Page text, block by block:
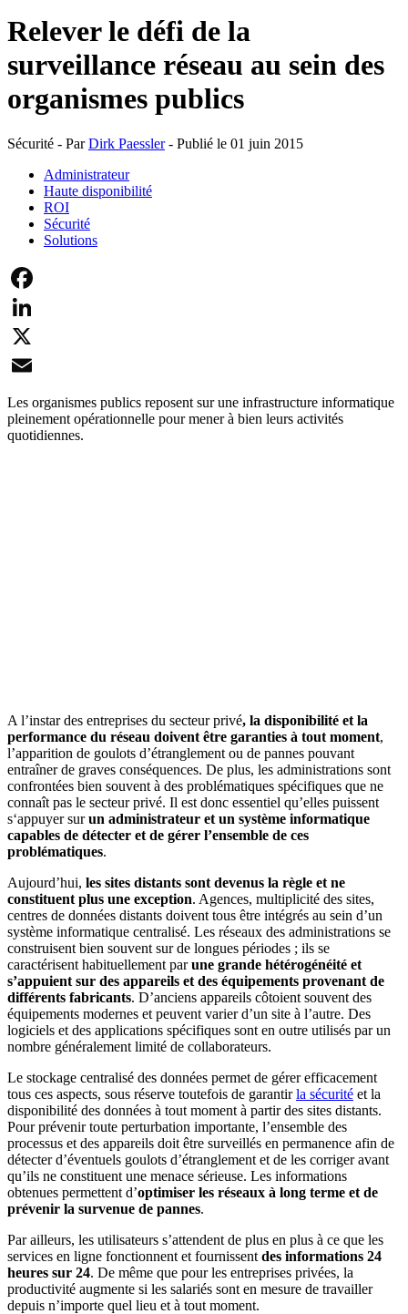
Relever le défi de la
surveillance réseau au sein des
organismes publics
Sécurité - ParDirk Paessler- Publié le 01 juin 2015
Administrateur
Haute disponibilité
ROI
Sécurité
Solutions
Facebook
LinkedIn
X
Email
Les organismes publics reposent sur une infrastructure informatique
pleinement opérationnelle pour mener à bien leurs activités
quotidiennes.
A l’instar des entreprises du secteur privé, la disponibilité et la
performance du réseau doivent être garanties à tout moment,
l’apparition de goulots d’étranglement ou de pannes pouvant
entraîner de graves conséquences. De plus, les administrations sont
confrontées bien souvent à des problématiques spécifiques que ne
connaît pas le secteur privé. Il est donc essentiel qu’elles puissent
s‘appuyer surun administrateur et un système informatique
capables de détecter et de gérer l’ensemble de ces
problématiques.
Aujourd’hui, les sites distants sont devenus la règle et ne
constituent plus une exception. Agences, multiplicité des sites,
centres de données distants doivent tous être intégrés au sein d’un
système informatique centralisé. Les réseaux des administrations se
construisent bien souvent sur de longues périodes ; ils se
caractérisent habituellement parune grande hétérogénéité et
s’appuient sur des appareils et des équipements provenant de
différents fabricants. D’anciens appareils côtoient souvent des
équipements modernes et peuvent varier d’un site à l’autre. Des
logiciels et des applications spécifiques sont en outre utilisés par un
nombre généralement limité de collaborateurs.
Le stockage centralisé des données permet de gérer efficacement
tous ces aspects, sous réserve toutefois de garantirla sécurité et la
disponibilité des données à tout moment à partir des sites distants.
Pour prévenir toute perturbation importante, l’ensemble des
processus et des appareils doit être surveillés en permanence afin de
détecter d’éventuels goulots d’étranglement et de les corriger avant
qu’ils ne constituent une menace sérieuse. Les informations
obtenues permettent d’optimiser les réseaux à long terme et de
prévenir la survenue de pannes.
Par ailleurs, les utilisateurs s’attendent de plus en plus à ce que les
services en ligne fonctionnent et fournissent des informations 24
heures sur 24. De même que pour les entreprises privées, la
productivité augmente si les salariés sont en mesure de travailler
depuis n’importe quel lieu et à tout moment.